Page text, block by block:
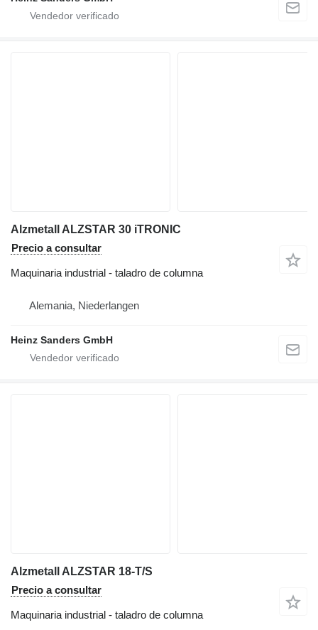
Alzmetall ALZSTAR 30 iTRONIC
Precio a consultar
Maquinaria industrial - taladro de columna
Alemania, Niederlangen
Heinz Sanders GmbH
Alzmetall ALZSTAR 18-T/S
Precio a consultar
Maquinaria industrial - taladro de columna